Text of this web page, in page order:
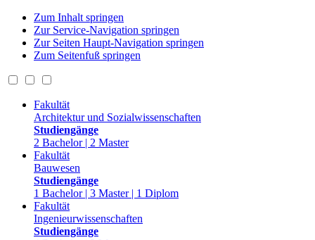
Zum Inhalt springen
Zur Service-Navigation springen
Zur Seiten Haupt-Navigation springen
Zum Seitenfuß springen
Fakultät
Architektur und Sozialwissenschaften
Studiengänge
2 Bachelor | 2 Master
Fakultät
Bauwesen
Studiengänge
1 Bachelor | 3 Master | 1 Diplom
Fakultät
Ingenieurwissenschaften
Studiengänge